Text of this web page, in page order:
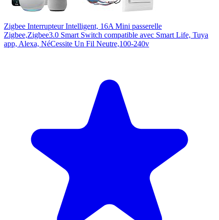
Zigbee Interrupteur Intelligent, 16A Mini passerelle
Zigbee,Zigbee3.0 Smart Switch compatible avec Smart Life, Tuya
app, Alexa, NéCessite Un Fil Neutre,100-240v